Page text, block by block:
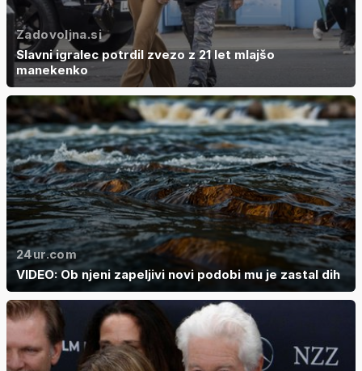
Zadovoljna.si
Slavni igralec potrdil zvezo z 21 let mlajšo
manekenko
24ur.com
VIDEO: Ob njeni zapeljivi novi podobi mu je zastal dih